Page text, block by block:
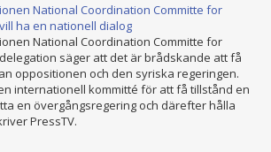
National Coordination Committe for
ha en nationell dialog
National Coordination Committe for
säger att det är brådskande att få
oppositionen och den syriska regeringen.
internationell kommitté för att få tillstånd en
en övergångsregering och därefter hålla
PressTV.